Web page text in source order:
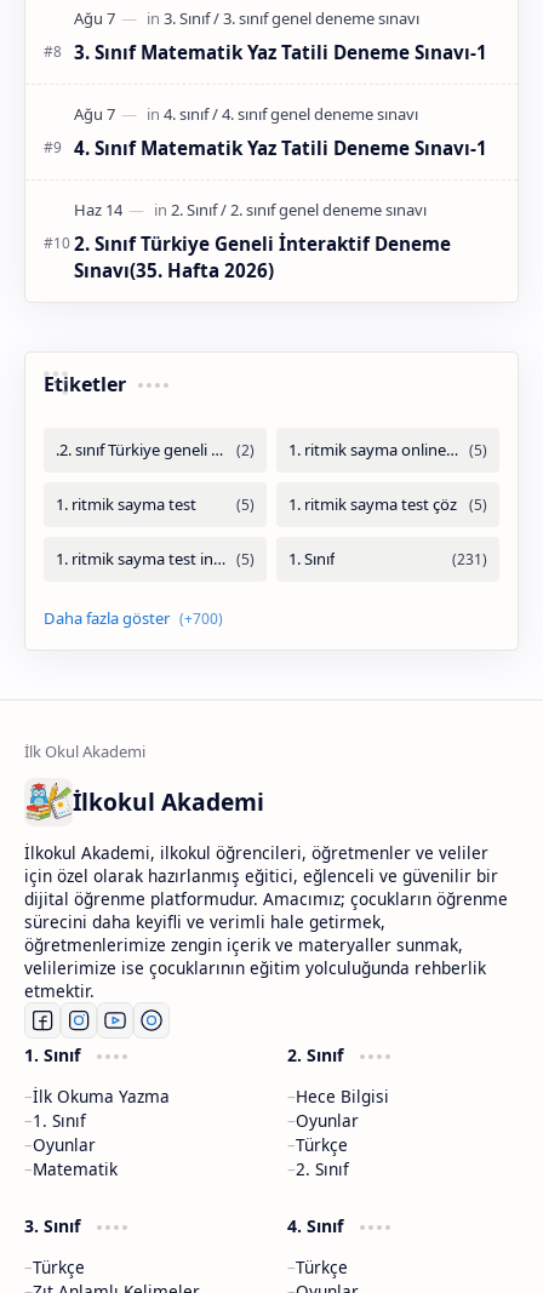
3. Sınıf Matematik Yaz Tatili Deneme Sınavı-1
4. Sınıf Matematik Yaz Tatili Deneme Sınavı-1
2. Sınıf Türkiye Geneli İnteraktif Deneme
Sınavı(35. Hafta 2026)
Etiketler
İlkokul Akademi
İlkokul Akademi, ilkokul öğrencileri, öğretmenler ve veliler
için özel olarak hazırlanmış eğitici, eğlenceli ve güvenilir bir
dijital öğrenme platformudur. Amacımız; çocukların öğrenme
sürecini daha keyifli ve verimli hale getirmek,
öğretmenlerimize zengin içerik ve materyaller sunmak,
velilerimize ise çocuklarının eğitim yolculuğunda rehberlik
etmektir.
1. Sınıf
İlk Okuma Yazma
1. Sınıf
Oyunlar
Matematik
2. Sınıf
Hece Bilgisi
Oyunlar
Türkçe
2. Sınıf
3. Sınıf
Türkçe
4. Sınıf
Türkçe